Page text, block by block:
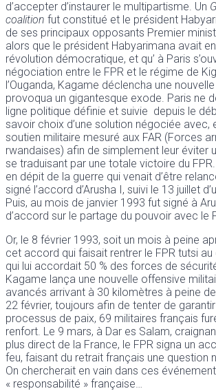
d’accepter d’instaurer le multipartisme. Un
coalition fut constitué et le président
de ses principaux opposants Premier
alors que le président Habyarimana avait
révolution démocratique, et qu’ à Paris
négociation entre le FPR et le régime de
l’Ouganda, Kagame déclencha une
provoqua un gigantesque exode. Paris ne
ligne politique définie et suivie depuis le
savoir choix d’une solution négociée avec,
soutien militaire mesuré aux FAR (Forces
rwandaises) afin de simplement leur éviter
se traduisant par une totale victoire du
en dépit de la guerre qui venait d’être
signé l’accord d’Arusha I, suivi le 13 juillet
Puis, au mois de janvier 1993 fut signé à
d’accord sur le partage du pouvoir avec le
Or, le 8 février 1993, soit un mois à peine
cet accord qui faisait rentrer le FPR tutsi
qui lui accordait 50 % des forces de
Kagame lança une nouvelle offensive
avancés arrivant à 30 kilomètres à peine
22 février, toujours afin de tenter de
processus de paix, 69 militaires français
renfort. Le 9 mars, à Dar es Salam,
plus direct de la France, le FPR signa un
feu, faisant du retrait français une question
On chercherait en vain dans ces
« responsabilité » française…